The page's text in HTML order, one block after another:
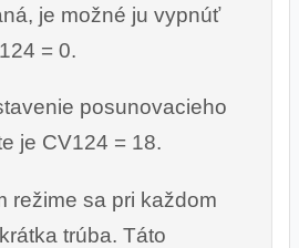
je možné ju vypnúť
= 0.
posunovacieho
je CV124 = 18.
režime sa pri každom
trúba. Táto